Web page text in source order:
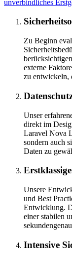
unverbindliches
Zu Beginn
externe
zu entwickeln,
Unser
direkt im
Laravel Nova
sondern auch
Daten zu
Unsere
und Best
Entwicklung.
einer stabilen
Intensive